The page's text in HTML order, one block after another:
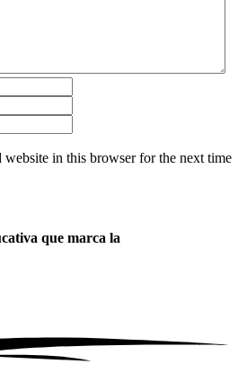
website in this browser for the next time
que marca la